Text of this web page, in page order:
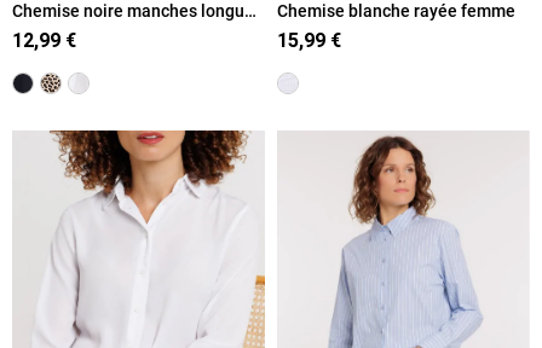
Chemise noire manches longues
femme
12,99 €
Chemise blanche rayée femme
15,99 €